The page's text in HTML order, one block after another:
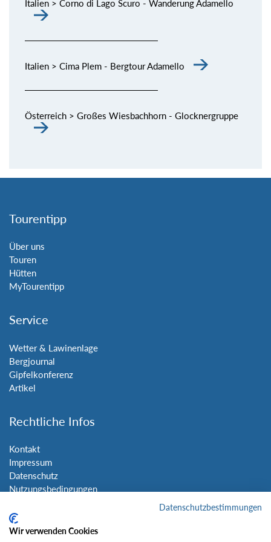
Italien > Corno di Lago Scuro - Wanderung Adamello
Italien > Cima Plem - Bergtour Adamello
Österreich > Großes Wiesbachhorn - Glocknergruppe
Tourentipp
Über uns
Touren
Hütten
MyTourentipp
Service
Wetter & Lawinenlage
Bergjournal
Gipfelkonferenz
Artikel
Rechtliche Infos
Kontakt
Impressum
Datenschutz
Nutzungsbedingungen
Social Media
Datenschutzbestimmungen
Wir verwenden Cookies